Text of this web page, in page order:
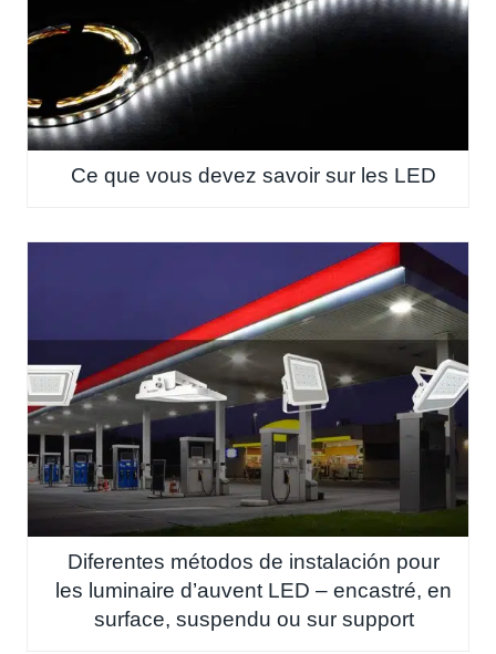
Ce que vous devez savoir sur les LED
Diferentes métodos de instalación pour
les luminaire d’auvent LED – encastré, en
surface, suspendu ou sur support